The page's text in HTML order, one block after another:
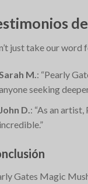
just take our word
M.: “Pearly
seeking
John D. : “As an
incredible.”
Gates Magic